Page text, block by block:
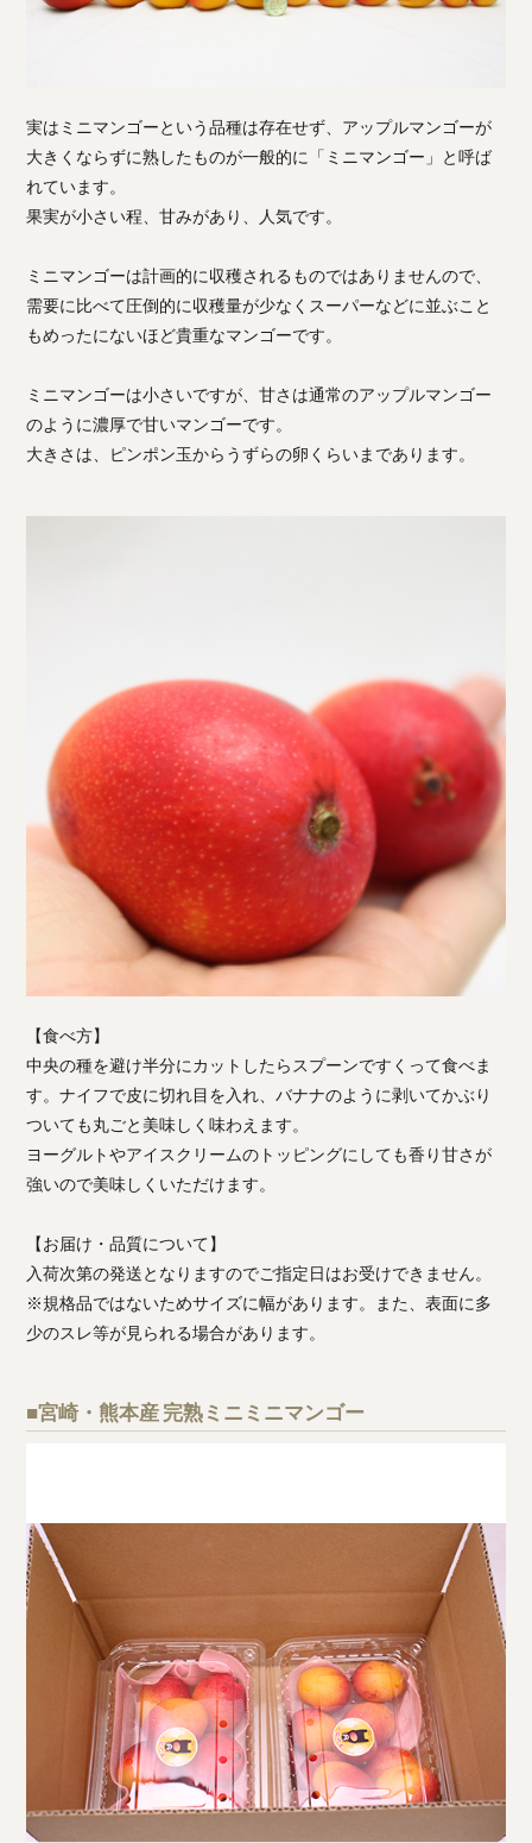
実はミニマンゴーという品種は存在せず、アップルマンゴーが
大きくならずに熟したものが一般的に「ミニマンゴー」と呼ば
れています。
果実が小さい程、甘みがあり、人気です。
ミニマンゴーは計画的に収穫されるものではありませんので、
需要に比べて圧倒的に収穫量が少なくスーパーなどに並ぶこと
もめったにないほど貴重なマンゴーです。
ミニマンゴーは小さいですが、甘さは通常のアップルマンゴー
のように濃厚で甘いマンゴーです。
大きさは、ピンポン玉からうずらの卵くらいまであります。
【食べ方】
中央の種を避け半分にカットしたらスプーンですくって食べま
す。ナイフで皮に切れ目を入れ、バナナのように剥いてかぶり
ついても丸ごと美味しく味わえます。
ヨーグルトやアイスクリームのトッピングにしても香り甘さが
強いので美味しくいただけます。
【お届け・品質について】
入荷次第の発送となりますのでご指定日はお受けできません。
※規格品ではないためサイズに幅があります。また、表面に多
少のスレ等が見られる場合があります。
■宮崎・熊本産 完熟ミニミニマンゴー